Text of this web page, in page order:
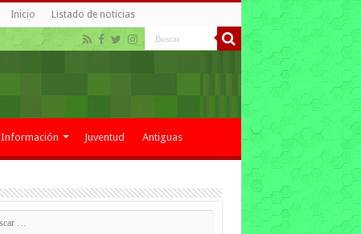
Inicio Listado de noticias
Información Juventud Antiguas